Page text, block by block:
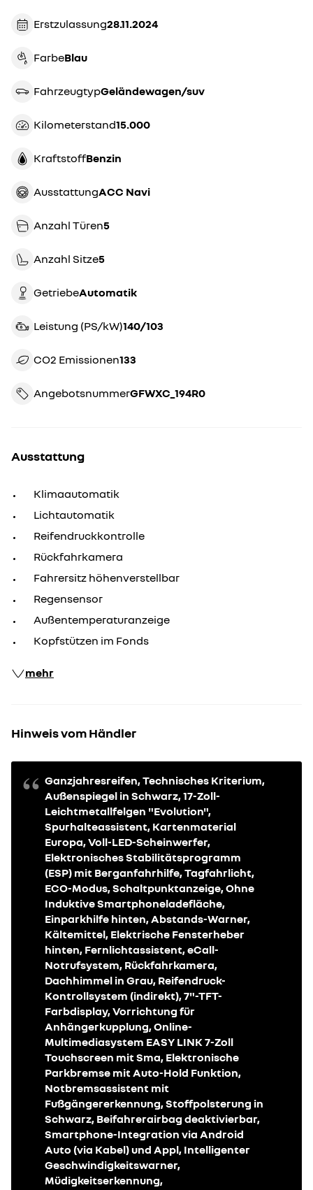
Erstzulassung 28.11.2024
Farbe blau
Fahrzeugtyp geländewagen/suv
Kilometerstand 15.000
Kraftstoff Benzin
Ausstattung ACC Navi
Anzahl Türen5
Anzahl Sitze5
Getriebe automatik
Leistung (PS/kW) 140/103
CO2 Emissionen 133
Angebotsnummer GFWXC_194R0
Ausstattung
Klimaautomatik
Lichtautomatik
Reifendruckkontrolle
Rückfahrkamera
Fahrersitz höhenverstellbar
Regensensor
Außentemperaturanzeige
Kopfstützen im Fonds
mehr
Hinweis vom Händler
Ganzjahresreifen, Technisches Kriterium,
Außenspiegel in Schwarz, 17-Zoll-
Leichtmetallfelgen "Evolution",
Spurhalteassistent, Kartenmaterial
Europa, Voll-LED-Scheinwerfer,
Elektronisches Stabilitätsprogramm
(ESP) mit Berganfahrhilfe, Tagfahrlicht,
ECO-Modus, Schaltpunktanzeige, Ohne
Induktive Smartphoneladefläche,
Einparkhilfe hinten, Abstands-Warner,
Kältemittel, Elektrische Fensterheber
hinten, Fernlichtassistent, eCall-
Notrufsystem, Rückfahrkamera,
Dachhimmel in Grau, Reifendruck-
Kontrollsystem (indirekt), 7"-TFT-
Farbdisplay, Vorrichtung für
Anhängerkupplung, Online-
Multimediasystem EASY LINK 7-Zoll
Touchscreen mit Sma, Elektronische
Parkbremse mit Auto-Hold Funktion,
Notbremsassistent mit
Fußgängererkennung, Stoffpolsterung in
Schwarz, Beifahrerairbag deaktivierbar,
Smartphone-Integration via Android
Auto (via Kabel) und Appl, Intelligenter
Geschwindigkeitswarner,
Müdigkeitserkennung,